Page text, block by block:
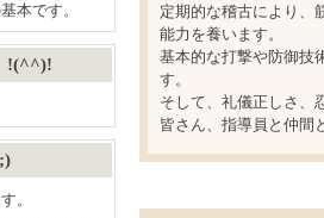
定期的な稽古により、
能力を養います。
基本的な打撃や防御技
す。
そして、礼儀正しさ、
皆さん、指導員と仲間
本です。
!(^^)!
。